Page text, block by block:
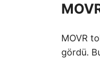
MOVR
gördü.